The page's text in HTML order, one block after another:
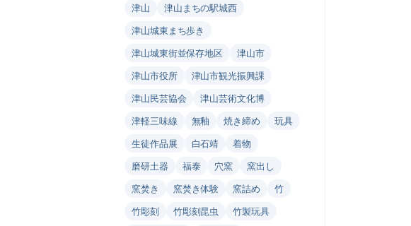
津山
津山まちの駅城西
津山城東まち歩き
津山城東街並保存地区
津山市
津山市役所
津山市観光振興課
津山民芸協会
津山芸術文化博
津軽三味線
無釉 焼き締め
玩具
生徒作品展
白石靖
着物
磨研土器
福泰 穴窯
窯出し
窯焚き
窯焚き体験 窯詰め
竹
竹彫刻
竹彫刻昆虫
竹製玩具